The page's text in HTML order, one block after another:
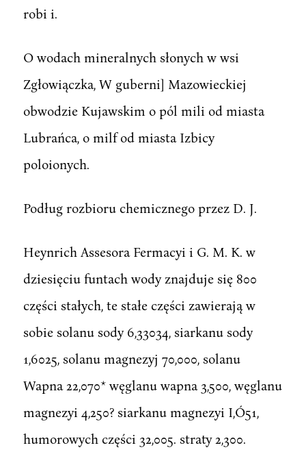
robi i.
O wodach mineralnych słonych w wsi
Zgłowiączka, W guberni] Mazowieckiej
obwodzie Kujawskim o pól mili od miasta
Lubrańca, o milf od miasta Izbicy
poloionych.
Podług rozbioru chemicznego przez D. J.
Heynrich Assesora Fermacyi i G. M. K. w
dziesięciu funtach wody znajduje się 800
części stałych, te stałe części zawierają w
sobie solanu sody 6,33034, siarkanu sody
1,6025, solanu magnezyj 70,000, solanu
Wapna 22,070* węglanu wapna 3,500, węglanu
magnezyi 4,250? siarkanu magnezyi I,Ó51,
humorowych części 32,005. straty 2,300.